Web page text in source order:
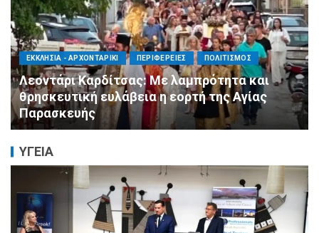
ΑΓΙΟΣ ΔΗΜΗΤΡΙΟΣ ΠΟΛΙΤΙΣΜΟΣ ΣΥΛΛΟΓΟΙ - ΕΝΩΣΕΙΣ
Η Εθελοντική Δράση Αγίου Δημητρίου στο
πλευρό των πυρόπληκτων συμπολιτών μας
ΥΓΕΙΑ